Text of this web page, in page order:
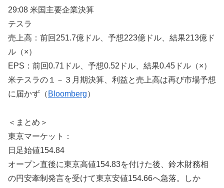
29:08 米国主要企業決算
テスラ
売上高：前回251.7億ドル、予想223億ドル、結果213億ド
ル（×）
EPS：前回0.71ドル、予想0.52ドル、結果0.45ドル（×）
米テスラの１－３月期決算、利益と売上高は再び市場予想
に届かず（ Bloomberg）
＜まとめ＞
東京マーケット：
日足始値154.84
オープン直後に東京高値154.83を付けた後、鈴木財務相
の円安牽制発言を受けて東京安値154.66へ急落。しか